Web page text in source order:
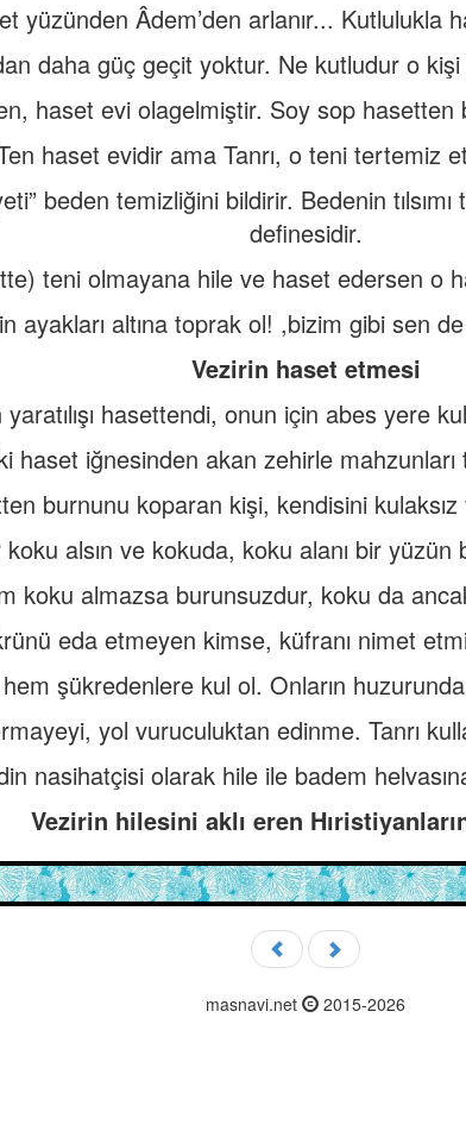
yüzünden Âdem’den arlanır... Kutlulukla
daha güç geçit yoktur. Ne kutludur o kişi
haset evi olagelmiştir. Soy sop hasetten
haset evidir ama Tanrı, o teni tertemiz
beden temizliğini bildirir. Bedenin
definesidir.
teni olmayana hile ve haset edersen o
ayakları altına toprak ol! ,bizim gibi sen
Vezirin haset etmesi
hasettendi, onun için abes yere
haset iğnesinden akan zehirle mahzunları
burnunu koparan kişi, kendisini kulaksız
alsın ve kokuda, koku alanı bir
koku almazsa burunsuzdur, koku da
eda etmeyen kimse, küfranı nimet
şükredenlere kul ol. Onların
yol vuruculuktan edinme. Tanrı
nasihatçisi olarak hile ile badem helvasına
Vezirin hilesini aklı eren
masnavi.net 2015-2026